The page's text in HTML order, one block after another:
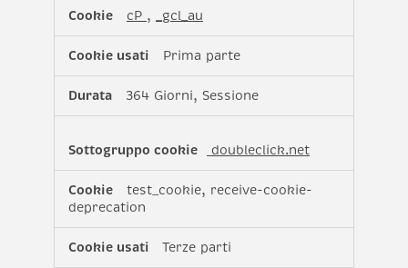
cP , _gcl_au
Prima parte
364 Giorni, Sessione
doubleclick.net
test_cookie, receive-cookie-
deprecation
Terze parti